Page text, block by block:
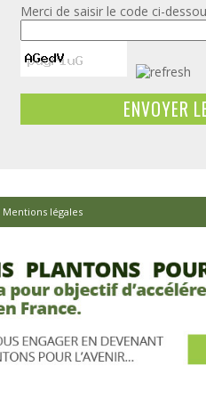
Merci de saisir le code ci-
Mentions légales